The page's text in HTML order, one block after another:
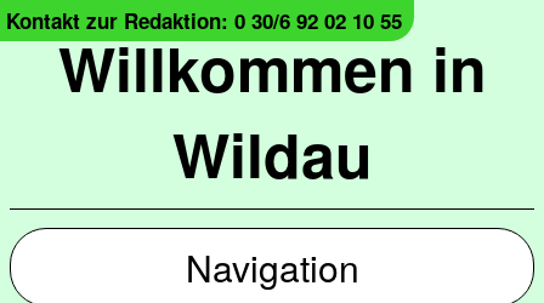
Willkommen in
Wildau
Kontakt zur Redaktion: 0 30/6 92 02 10 55
Navigation